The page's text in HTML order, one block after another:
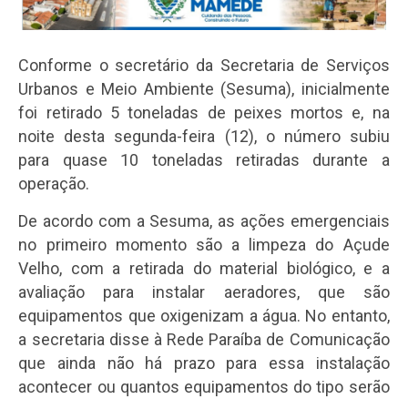
Conforme o secretário da Secretaria de Serviços
Urbanos e Meio Ambiente (Sesuma), inicialmente
foi retirado 5 toneladas de peixes mortos e, na
noite desta segunda-feira (12), o número subiu
para quase 10 toneladas retiradas durante a
operação.
De acordo com a Sesuma, as ações emergenciais
no primeiro momento são a limpeza do Açude
Velho, com a retirada do material biológico, e a
avaliação para instalar aeradores, que são
equipamentos que oxigenizam a água. No entanto,
a secretaria disse à Rede Paraíba de Comunicação
que ainda não há prazo para essa instalação
acontecer ou quantos equipamentos do tipo serão